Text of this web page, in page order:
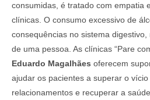
consumidas, é tratado com empatia
clínicas. O consumo excessivo de
consequências no sistema
de uma pessoa. As clínicas “Pare
Eduardo Magalhães oferecem
ajudar os pacientes a superar o
relacionamentos e recuperar a